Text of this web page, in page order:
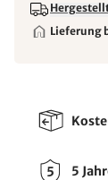
Lieferung
5